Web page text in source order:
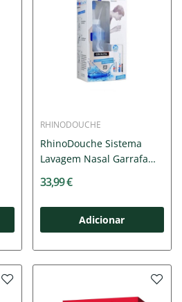
RHINODOUCHE
RhinoDouche Sistema
Lavagem Nasal Garrafa
33,99 €
Adicionar